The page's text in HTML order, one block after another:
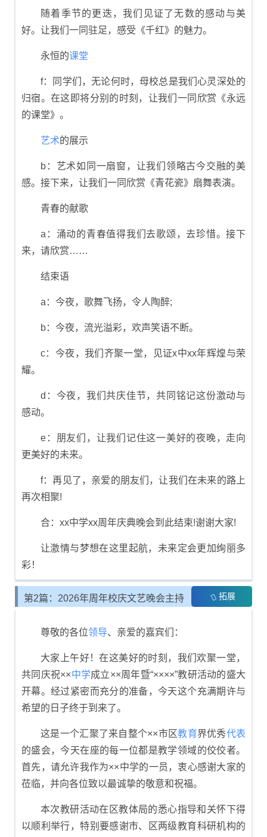
随着季节的更迭，我们见证了无数的感动与美
好。让我们一同驻足，感受《千红》的魅力。
永恒的课堂
f：同学们，无论何时，母校总是我们心灵深处的
归宿。在这即将分别的时刻，让我们一同欣赏《永远
的课堂》。
艺术的展示
b：艺术如同一扇窗，让我们领略古今交融的美
感。接下来，让我们一同欣赏《青花瓷》扇舞表演。
青春的献歌
a：涌动的青春值得我们去歌颂，去珍惜。接下
来，请欣赏……
结束语
a：今夜，歌舞飞扬，令人陶醉;
b：今夜，流光溢彩，欢声笑语不断。
c：今夜，我们齐聚一堂，见证x中xx年辉煌与荣
耀。
d：今夜，我们共庆佳节，共同铭记这份激动与
感动。
e：朋友们，让我们记住这一美好的夜晚，走向
更美好的未来。
f：再见了，亲爱的朋友们，让我们在未来的路上
再次相聚!
合：xx中学xx周年庆典晚会到此结束!谢谢大家!
让激情与梦想在这里起航，未来定会更加绚丽多
彩！
第2篇：2026年周年校庆文艺晚会主持 拓展
尊敬的各位领导、亲爱的嘉宾们：
大家上午好！在这美好的时刻，我们欢聚一堂，
共同庆祝××中学成立××周年暨“××××”教研活动的盛大
开幕。经过紧密而充分的准备，今天这个充满期许与
希望的日子终于到来了。
这是一个汇聚了来自整个××市区教育界优秀代表
的盛会，今天在座的每一位都是教学领域的佼佼者。
首先，请允许我作为××中学的一员，衷心感谢大家的
莅临，并向各位致以最诚挚的敬意和祝福。
本次教研活动在区教体局的悉心指导和关怀下得
以顺利举行，特别要感谢市、区两级教育科研机构的